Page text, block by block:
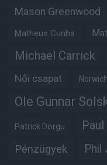
Mason Greenwood
Matheus Cunha
Michael Carrick
Női csapat
Ole Gunnar
Patrick Dorgu
Pénzügyek Phil